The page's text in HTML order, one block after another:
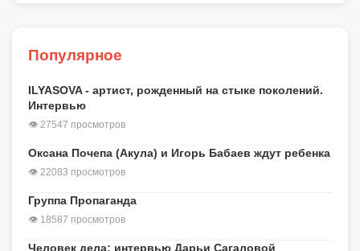
Популярное
ILYASOVA - артист, рожденный на стыке поколений.
Интервью
👁 27547 просмотров
Оксана Почепа (Акула) и Игорь Бабаев ждут ребенка
👁 22083 просмотров
Группа Пропаганда
👁 18587 просмотров
Человек дела: интервью Дарьи Сагаловой